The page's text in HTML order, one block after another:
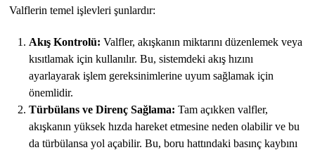
Valflerin temel işlevleri şunlardır:
Akış Kontrolü: Valfler, akışkanın miktarını düzenlemek veya
kısıtlamak için kullanılır. Bu, sistemdeki akış hızını
ayarlayarak işlem gereksinimlerine uyum sağlamak için
önemlidir.
Türbülans ve Direnç Sağlama: Tam açıkken valfler,
akışkanın yüksek hızda hareket etmesine neden olabilir ve bu
da türbülansa yol açabilir. Bu, boru hattındaki basınç kaybını